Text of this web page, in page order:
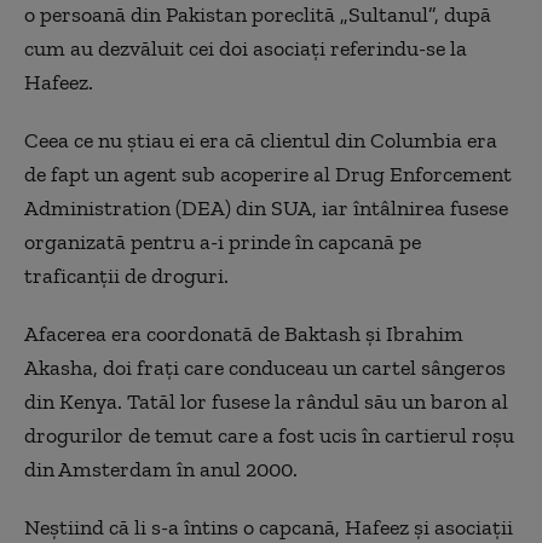
o persoană din Pakistan poreclită „Sultanul”, după
cum au dezvăluit cei doi asociați referindu-se la
Hafeez.
Ceea ce nu știau ei era că clientul din Columbia era
de fapt un agent sub acoperire al Drug Enforcement
Administration (DEA) din SUA, iar întâlnirea fusese
organizată pentru a-i prinde în capcană pe
traficanții de droguri.
Afacerea era coordonată de Baktash și Ibrahim
Akasha, doi frați care conduceau un cartel sângeros
din Kenya. Tatăl lor fusese la rândul său un baron al
drogurilor de temut care a fost ucis în cartierul roșu
din Amsterdam în anul 2000.
Neștiind că li s-a întins o capcană, Hafeez și asociații